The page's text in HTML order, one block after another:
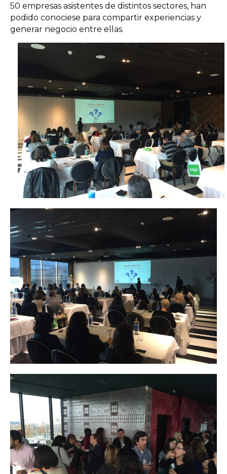
50 empresas asistentes de distintos sectores, han
podido conociese para compartir experiencias y
generar negocio entre ellas.